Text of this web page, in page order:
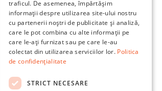
traficul. De asemenea, împărtășim
informații despre utilizarea site-ului nostru
cu partenerii noștri de publicitate și analiză,
care le pot combina cu alte informații pe
care le-ați furnizat sau pe care le-au
colectat din utilizarea serviciilor lor. Politica
de confidențialitate
STRICT NECESARE